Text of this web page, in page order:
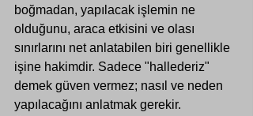
boğmadan, yapılacak işlemin ne
olduğunu, araca etkisini ve olası
sınırlarını net anlatabilen biri genellikle
işine hakimdir. Sadece "hallederiz"
demek güven vermez; nasıl ve neden
yapılacağını anlatmak gerekir.